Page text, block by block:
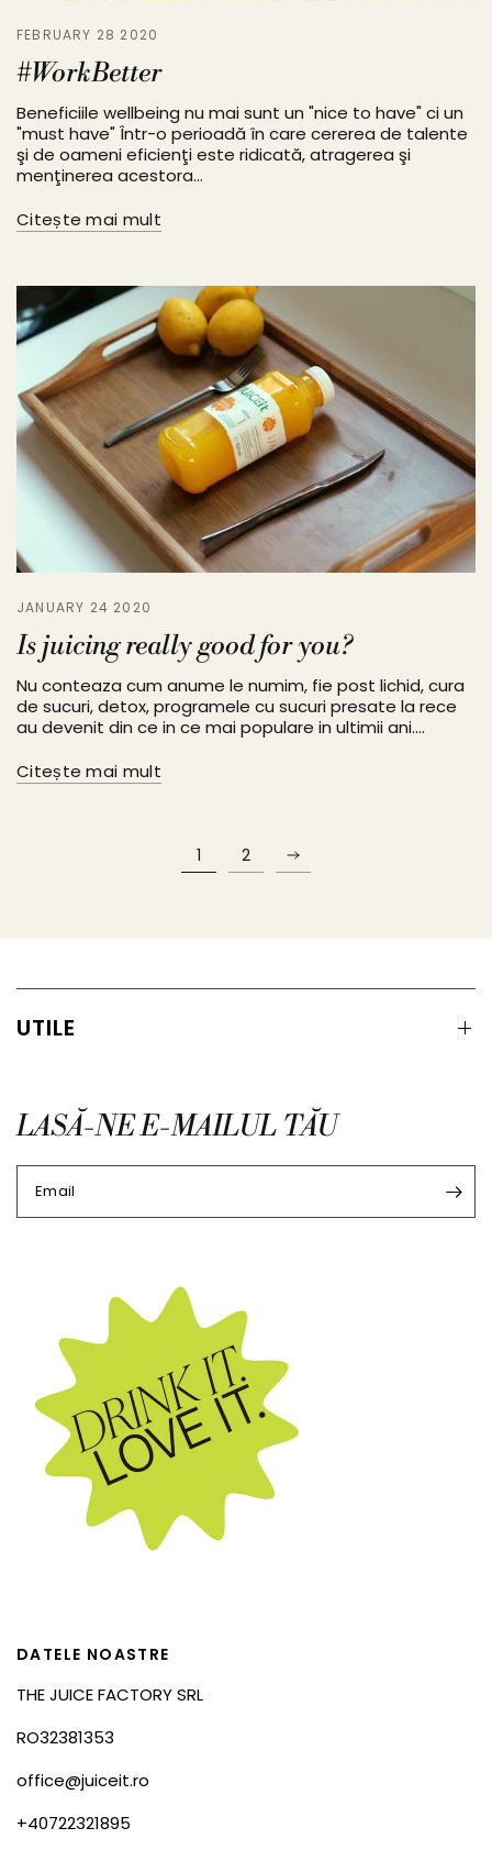
FEBRUARY 28 2020
#WorkBetter
Beneficiile wellbeing nu mai sunt un "nice to have" ci un
"must have" Într-o perioadă în care cererea de talente
şi de oameni eficienţi este ridicată, atragerea şi
menţinerea acestora...
Citește mai mult
JANUARY 24 2020
Is juicing really good for you?
Nu conteaza cum anume le numim, fie post lichid, cura
de sucuri, detox, programele cu sucuri presate la rece
au devenit din ce in ce mai populare in ultimii ani....
Citește mai mult
1 2
UTILE
LASĂ-NE E-MAILUL TĂU
Email
DATELE NOASTRE
THE JUICE FACTORY SRL
RO32381353
office@juiceit.ro
+40722321895